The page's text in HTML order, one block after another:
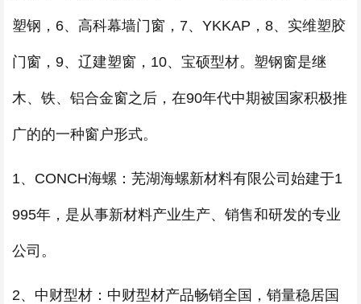
塑钢，6、高科幕墙门窗，7、YKKAP，8、实维塑胶
门窗，9、辽建塑窗，10、宝硕型材。塑钢窗是继
木、铁、铝合金窗之后，在90年代中期被国家积极推
广的的一种窗户形式。
1、CONCH海螺：芜湖海螺新材料有限公司始建于1
995年，是从事新材料产业生产、销售和研发的专业
公司。
2、中财型材：中财型材产品畅销全国，销量稳居国